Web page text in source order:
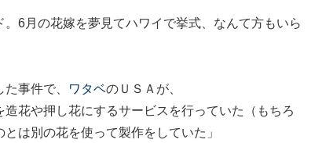
6月の花嫁を夢見てハワイで挙式、なんて方もいら
事件で、 ワタベのＵＳＡが、
花や押し花にするサービスを行っていた（もちろ
は別の花を使って製作をしていた」